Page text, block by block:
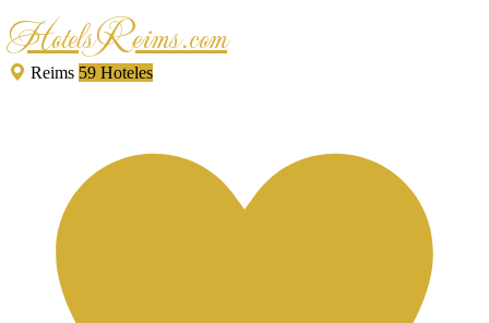
HotelsReims.com
Reims 59 Hoteles